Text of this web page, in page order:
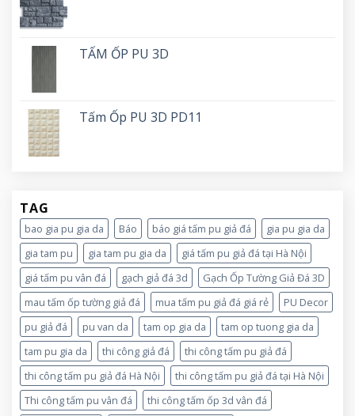
TẤM ỐP PU 3D
Tấm Ốp PU 3D PD11
TAG
bao gia pu gia da Báo báo giá tấm pu giả đá
gia pu gia da
gia tam pu
gia tam pu gia da
giá tấm pu giả đá tại Hà Nội
giá tấm pu vân đá
gạch giả đá 3d
Gạch Ốp Tường Giả Đá 3D
mau tấm ốp tường giả đá
mua tấm pu giả đá giá rẻ
PU Decor
pu giả đá
pu van da tam op gia da
tam op tuong gia da
tam pu gia da
thi công giả đá
thi công tấm pu giả đá
thi công tấm pu giả đá Hà Nội
thi công tấm pu giả đá tại Hà Nội
Thi công tấm pu vân đá
thi công tấm ốp 3d vân đá